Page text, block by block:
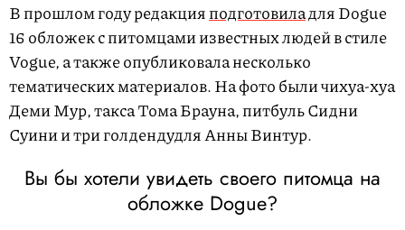
В прошлом году редакцияподготовиладля Dogue
16 обложек с питомцами известных людей в стиле
Vogue, а также опубликовала несколько
тематических материалов. На фото были чихуа-хуа
Деми Мур, такса Тома Брауна, питбуль Сидни
Суини и три голдендудля Анны Винтур.
Вы бы хотели увидеть своего питомца на
обложке Dogue?